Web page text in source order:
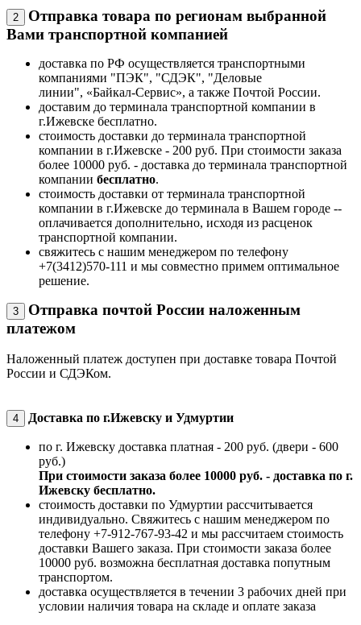
2
Отправка товара по регионам выбранной
Вами транспортной компанией
доставка по РФ осуществляется транспортными
компаниями "ПЭК", "СДЭК", "Деловые
линии", «Байкал-Сервис», а также Почтой России.
доставим до терминала транспортной компании в
г.Ижевске бесплатно.
стоимость доставки до терминала транспортной
компании в г.Ижевске - 200 руб. При стоимости заказа
более 10000 руб. - доставка до терминала транспортной
компании бесплатно.
стоимость доставки от терминала транспортной
компании в г.Ижевске до терминала в Вашем городе --
оплачивается дополнительно, исходя из расценок
транспортной компании.
свяжитесь с нашим менеджером по телефону
+7(3412)570-111 и мы совместно примем оптимальное
решение.
3
Отправка почтой России наложенным
платежом
Наложенный платеж доступен при доставке товара Почтой
России и СДЭКом.
4 Доставка по г.Ижевску и Удмуртии
по г. Ижевску доставка платная - 200 руб. (двери - 600
руб.)
При стоимости заказа более 10000 руб. - доставка по г.
Ижевску бесплатно.
стоимость доставки по Удмуртии рассчитывается
индивидуально. Свяжитесь с нашим менеджером по
телефону +7-912-767-93-42 и мы рассчитаем стоимость
доставки Вашего заказа. При стоимости заказа более
10000 руб. возможна бесплатная доставка попутным
транспортом.
доставка осуществляется в течении 3 рабочих дней при
условии наличия товара на складе и оплате заказа